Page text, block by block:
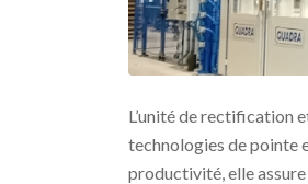
L’unité de rectification
technologies de pointe
productivité, elle